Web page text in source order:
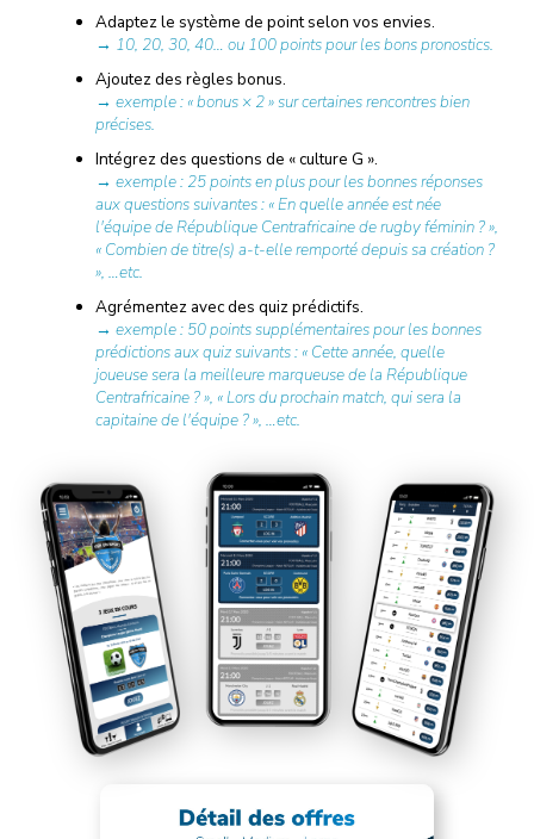
Adaptez le système de point selon vos envies.
→ 10, 20, 30, 40… ou 100 points pour les bons pronostics.
Ajoutez des règles bonus.
→ exemple : « bonus × 2 » sur certaines rencontres bien
précises.
Intégrez des questions de « culture G ».
→ exemple : 25 points en plus pour les bonnes réponses
aux questions suivantes : « En quelle année est née
l'équipe de République Centrafricaine de rugby féminin ? »,
« Combien de titre(s) a-t-elle remporté depuis sa création ?
», …etc.
Agrémentez avec des quiz prédictifs.
→ exemple : 50 points supplémentaires pour les bonnes
prédictions aux quiz suivants : « Cette année, quelle
joueuse sera la meilleure marqueuse de la République
Centrafricaine ? », « Lors du prochain match, qui sera la
capitaine de l'équipe ? », …etc.